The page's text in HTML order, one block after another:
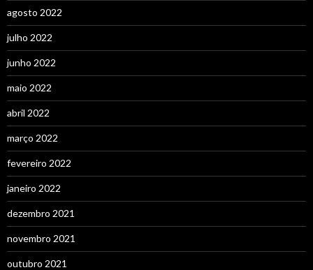
agosto 2022
julho 2022
junho 2022
maio 2022
abril 2022
março 2022
fevereiro 2022
janeiro 2022
dezembro 2021
novembro 2021
outubro 2021